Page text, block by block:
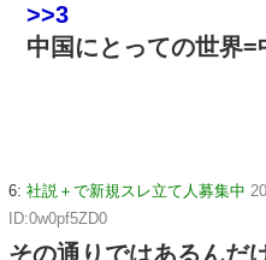
>>3
中国にとっての世界=
6: 社説＋で新規スレ立て人募集中
ID:0w0pf5ZD0
その通りではあるんだ